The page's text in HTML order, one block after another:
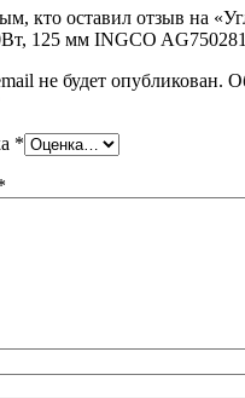
кто оставил отзыв на
125 мм INGCO
не будет опубликован.
*